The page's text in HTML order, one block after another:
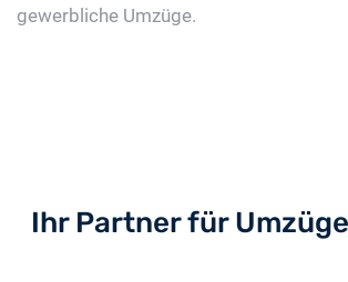
gewerbliche Umzüge.
Ihr Partner für